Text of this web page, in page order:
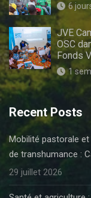
6
JVE
OSC
Fonds
1
Recent Posts
Mobilité pastorale
de transhumance :
29 juillet 2026